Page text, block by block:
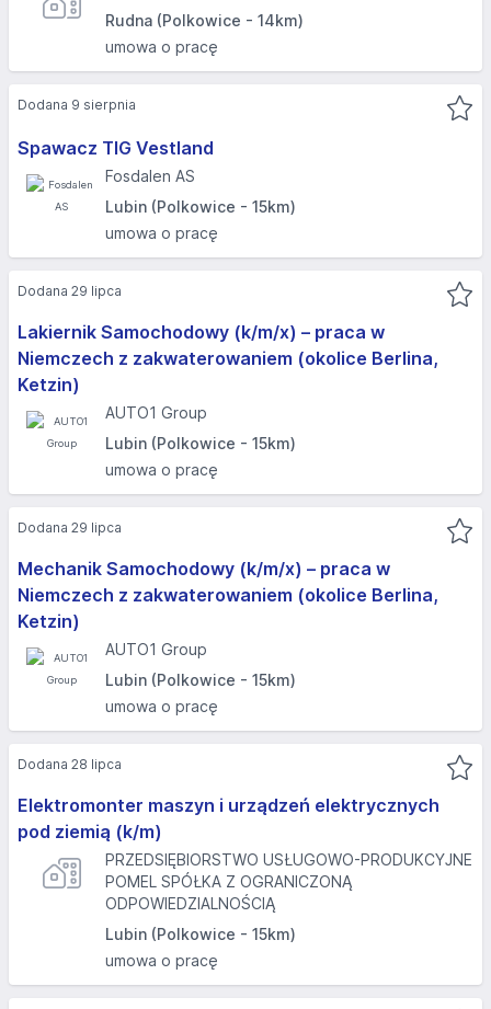
Rudna (Polkowice - 14km)
umowa o pracę
Spawacz TIG Vestland
Fosdalen AS
Lubin (Polkowice - 15km)
umowa o pracę
Dodana 9 sierpnia
Lakiernik Samochodowy (k/m/x) – praca w
Niemczech z zakwaterowaniem (okolice Berlina,
Ketzin)
AUTO1 Group
Lubin (Polkowice - 15km)
umowa o pracę
Dodana 29 lipca
Mechanik Samochodowy (k/m/x) – praca w
Niemczech z zakwaterowaniem (okolice Berlina,
Ketzin)
AUTO1 Group
Lubin (Polkowice - 15km)
umowa o pracę
Dodana 29 lipca
Elektromonter maszyn i urządzeń elektrycznych
pod ziemią (k/m)
PRZEDSIĘBIORSTWO USŁUGOWO-PRODUKCYJNE
POMEL SPÓŁKA Z OGRANICZONĄ
ODPOWIEDZIALNOŚCIĄ
Lubin (Polkowice - 15km)
umowa o pracę
Dodana 28 lipca